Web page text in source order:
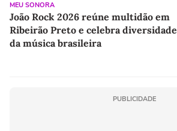
MEU SONORA
João Rock 2026 reúne multidão em
Ribeirão Preto e celebra diversidade
da música brasileira
PUBLICIDADE